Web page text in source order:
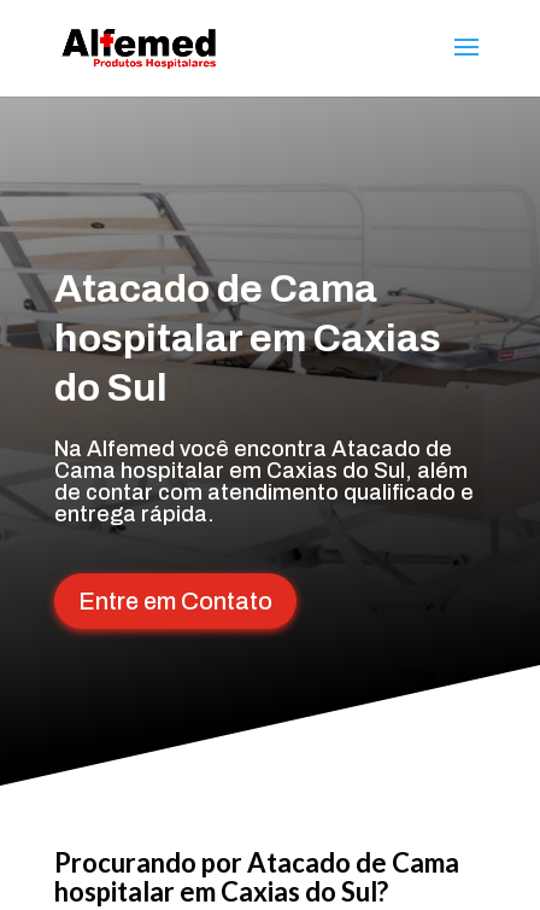
Atacado de Cama
hospitalar em Caxias
do Sul
Na Alfemed você encontra Atacado de
Cama hospitalar em Caxias do Sul, além
de contar com atendimento qualificado e
entrega rápida.
Entre em Contato
Procurando por Atacado de Cama
hospitalar em Caxias do Sul?